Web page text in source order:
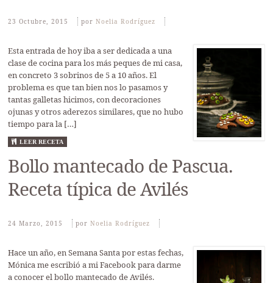
23 Octubre, 2015 PorNoelia Rodríguez
Esta entrada de hoy iba a ser dedicada a una
clase de cocina para los más peques de mi casa,
en concreto 3 sobrinos de 5 a 10 años. El
problema es que tan bien nos lo pasamos y
tantas galletas hicimos, con decoraciones
ojunas y otros aderezos similares, que no hubo
tiempo para la […]
LEER RECETA
Bollo mantecado de Pascua.
Receta típica de Avilés
24 Marzo, 2015 PorNoelia Rodríguez
Hace un año, en Semana Santa por estas fechas,
Mónica me escribió a mi Facebook para darme
a conocer el bollo mantecado de Avilés.